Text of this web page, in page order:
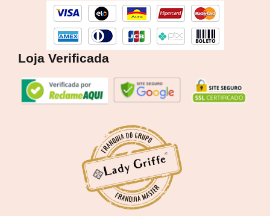
a
m
Loja Verificada